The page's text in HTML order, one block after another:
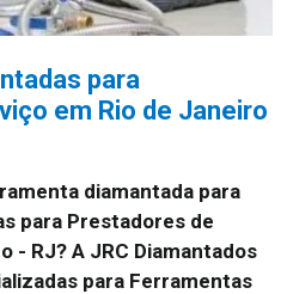
para
em Rio de Janeiro
diamantada para
para Prestadores de
- RJ? A JRC Diamantados
para Ferramentas